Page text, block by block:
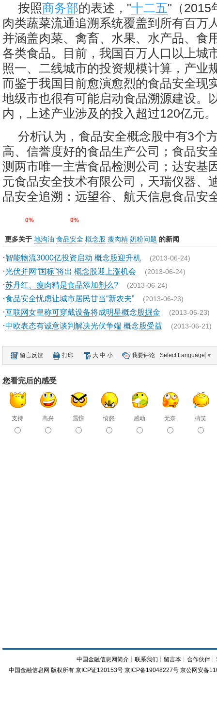
按照商务部的表述，"十二五"（2015
肉类蔬菜流通追溯系统覆盖到所有百万
并涵盖肉菜、禽畜、水果、水产品、食
各类食品。目前，我国百万人口以上城
照一、二线城市的投资规模计算，产业
而鉴于我国目前愈演愈烈的食品安全现
地级市也很有可能启动食品溯源建设。
内，上述产业涉及的投入超过120亿元。
分析认为，食品安全概念股中有3个
高、信誉度好的食品生产公司；食品安
测两市唯一主营食品检测公司；达安基
元食品安全技术有限公司，天瑞仪器、
品安全追溯：远望谷、航天信息食品安
0% 0%
更多关于 地沟油 食品安全 概念股 瘦肉精 奶粉问题 的新闻
·智能物流3000亿投资启动 概念股迎升机 (2013-06-24)
·光伏并网“国标”将出 概念股迎上涨机会 (2013-06-24)
·苏丹红、瘦肉精是食品添加剂么? (2013-06-24)
·食品安全忧虑让城市居民甘当“新农夫” (2013-06-23)
·互联网女皇称可穿戴设备将成明星概念股掘金 (2013-06-23)
·中欧表态有诚意谈判解决光伏争端 概念股受益 (2013-06-21)
留言反馈 打印 大 中 小 我要评论 Select Language ▼
您看完后的感受
支持 高兴 震惊 愤怒 感动 无奈 搞笑
中国金融信息网简介 ┊联系我们 ┊ 留言本 ┊合作伙伴 ┊
中国金融信息网 版权所有 京ICP证120153号 京ICP备19048227号 京公网安备